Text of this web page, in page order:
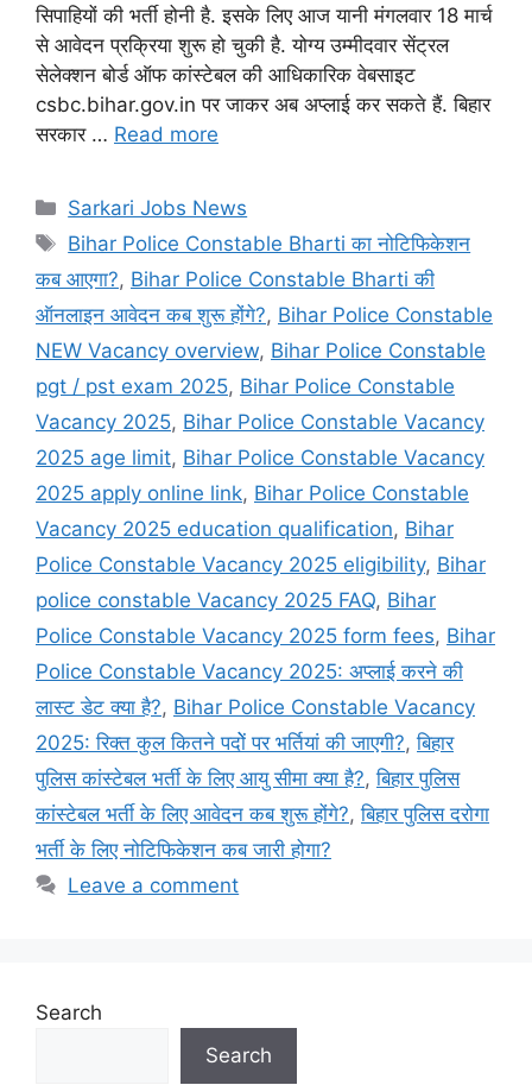
सिपाहियों की भर्ती होनी है. इसके लिए आज यानी मंगलवार 18 मार्च
से आवेदन प्रक्रिया शुरू हो चुकी है. योग्य उम्मीदवार सेंट्रल
सेलेक्शन बोर्ड ऑफ कांस्टेबल की आधिकारिक वेबसाइट
csbc.bihar.gov.in पर जाकर अब अप्लाई कर सकते हैं. बिहार
सरकार … Read more
Categories
Sarkari Jobs News
Tags
Bihar Police Constable Bharti का नोटिफिकेशन
कब आएगा?, Bihar Police Constable Bharti की
ऑनलाइन आवेदन कब शुरू होंगे?, Bihar Police Constable
NEW Vacancy overview, Bihar Police Constable
pgt / pst exam 2025, Bihar Police Constable
Vacancy 2025, Bihar Police Constable Vacancy
2025 age limit, Bihar Police Constable Vacancy
2025 apply online link, Bihar Police Constable
Vacancy 2025 education qualification, Bihar
Police Constable Vacancy 2025 eligibility, Bihar
police constable Vacancy 2025 FAQ, Bihar
Police Constable Vacancy 2025 form fees, Bihar
Police Constable Vacancy 2025: अप्लाई करने की
लास्ट डेट क्या है?, Bihar Police Constable Vacancy
2025: रिक्त कुल कितने पदोें पर भर्तियां की जाएगी?,बिहार
पुलिस कांस्टेबल भर्ती के लिए आयु सीमा क्या है?,बिहार पुलिस
कांस्टेबल भर्ती के लिए आवेदन कब शुरू होंगे?,बिहार पुलिस दरोगा
भर्ती के लिए नोटिफिकेशन कब जारी होगा?
Leave a comment
Search
Search